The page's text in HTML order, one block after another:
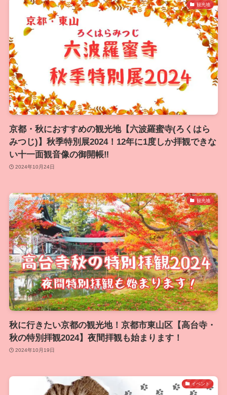
観光地
京都・秋におすすめの観光地【六波羅蜜寺(ろくはら
みつじ)】秋季特別展2024！12年に1度しか拝観できな
い十一面観音像の御開帳‼
2024年10月24日
観光地
秋に行きたい京都の観光地！京都市東山区【高台寺・
秋の特別拝観2024】夜間拝観も始まります！
2024年10月19日
イベント